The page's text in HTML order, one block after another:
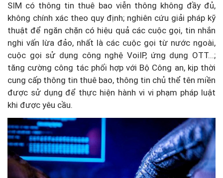
SIM có thông tin thuê bao viễn thông không đầy đủ,
không chính xác theo quy định; nghiên cứu giải pháp kỹ
thuật để ngăn chặn có hiệu quả các cuộc gọi, tin nhắn
nghi vấn lừa đảo, nhất là các cuộc gọi từ nước ngoài,
cuộc gọi sử dụng công nghệ VoiIP, ứng dụng OTT...;
tăng cường công tác phối hợp với Bộ Công an, kịp thời
cung cấp thông tin thuê bao, thông tin chủ thể tên miền
được sử dụng để thực hiện hành vi vi phạm pháp luật
khi được yêu cầu.